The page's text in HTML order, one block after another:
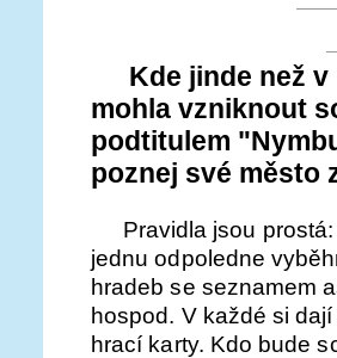
Kde jinde než
mohla vzniknout
podtitulem
poznej své město
Pravidla jsou
jednu odpoledne
hradeb se seznamem
hospod. V každé si
hrací karty. Kdo bude